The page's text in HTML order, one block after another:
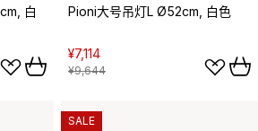
白
Pioni大号吊灯L Ø52cm, 白色
¥7,114
¥9,644
SALE